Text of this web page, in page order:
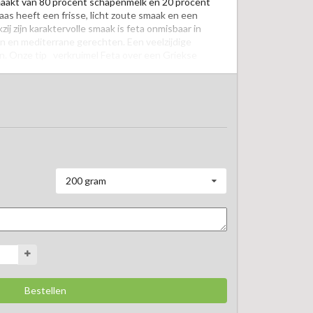
heeft een frisse, licht zoute smaak en een
zijn karaktervolle smaak is feta onmisbaar in
en mediterrane gerechten. Een veelzijdige
Onze tip   verkruimel Feta over een Griekse
200 gram